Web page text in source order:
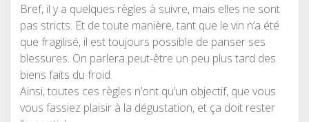
Bref, il y a quelques règles à suivre, mais elles ne sont
pas stricts. Et de toute manière, tant que le vin n’a été
que fragilisé, il est toujours possible de panser ses
blessures. On parlera peut-être un peu plus tard des
biens faits du froid.
Ainsi, toutes ces règles n’ont qu’un objectif, que vous
vous fassiez plaisir à la dégustation, et ça doit rester